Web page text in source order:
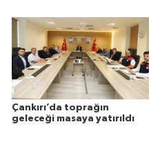
Çankırı’da toprağın
geleceği masaya yatırıldı